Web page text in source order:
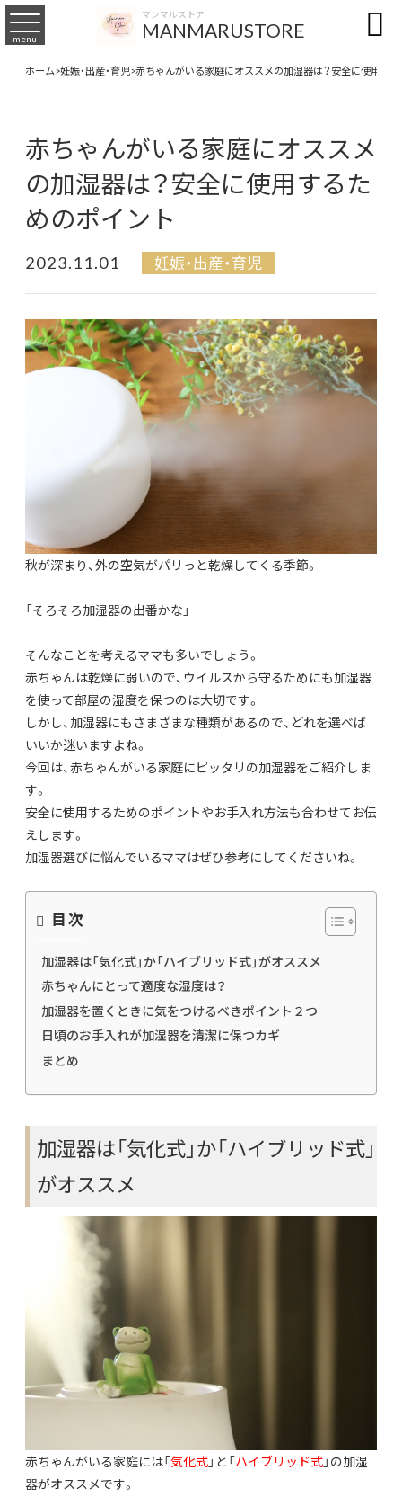
マンマルストア
MANMARUSTORE
menu 
ホーム>妊娠・出産・育児>赤ちゃんがいる家庭にオススメの加湿器は？安全に使用す
赤ちゃんがいる家庭にオススメ
の加湿器は？安全に使用するた
めのポイント
2023.11.01 妊娠・出産・育児
秋が深まり、外の空気がパリっと乾燥してくる季節。
「そろそろ加湿器の出番かな」
そんなことを考えるママも多いでしょう。
赤ちゃんは乾燥に弱いので、ウイルスから守るためにも加湿器
を使って部屋の湿度を保つのは大切です。
しかし、加湿器にもさまざまな種類があるので、どれを選べば
いいか迷いますよね。
今回は、赤ちゃんがいる家庭にピッタリの加湿器をご紹介しま
す。
安全に使用するためのポイントやお手入れ方法も合わせてお伝
えします。
加湿器選びに悩んでいるママはぜひ参考にしてくださいね。
目次
加湿器は「気化式」か「ハイブリッド式」がオススメ
赤ちゃんにとって適度な湿度は？
加湿器を置くときに気をつけるべきポイント２つ
日頃のお手入れが加湿器を清潔に保つカギ
まとめ
加湿器は「気化式」か「ハイブリッド式」
がオススメ
赤ちゃんがいる家庭には「気化式」と「ハイブリッド式」の加湿
器がオススメです。